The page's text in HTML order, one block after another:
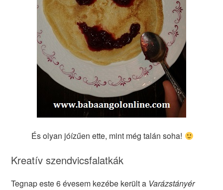
És olyan jóízűen ette, mint még talán soha!
Kreatív szendvicsfalatkák
Tegnap este 6 évesem kezébe került a Varázstányér